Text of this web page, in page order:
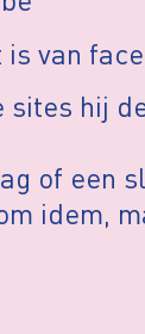
van
hij
of een
idem,